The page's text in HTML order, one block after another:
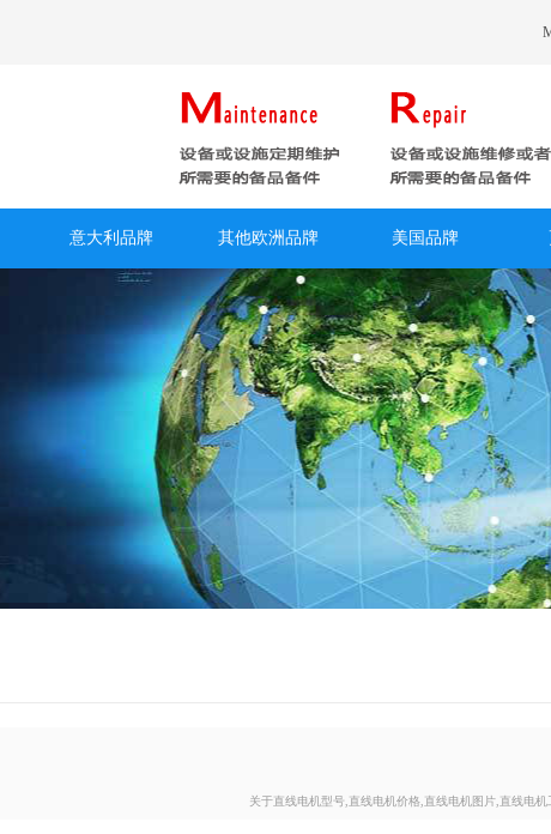
意大利品牌 其他欧洲品牌 美国品牌
关于直线电机型号,直线电机价格,直线电机图片,直线电